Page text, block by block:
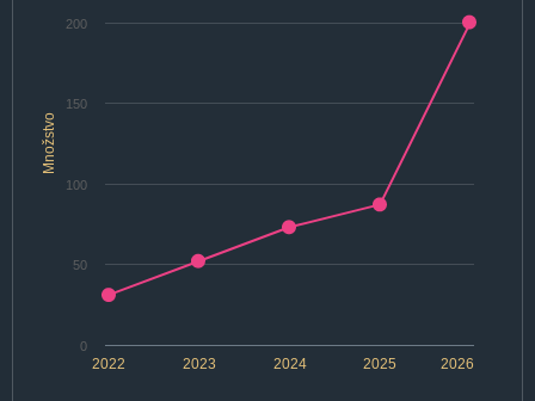
Množstvo
2022 2024 2026
2023 2025
0
50
100
150
200